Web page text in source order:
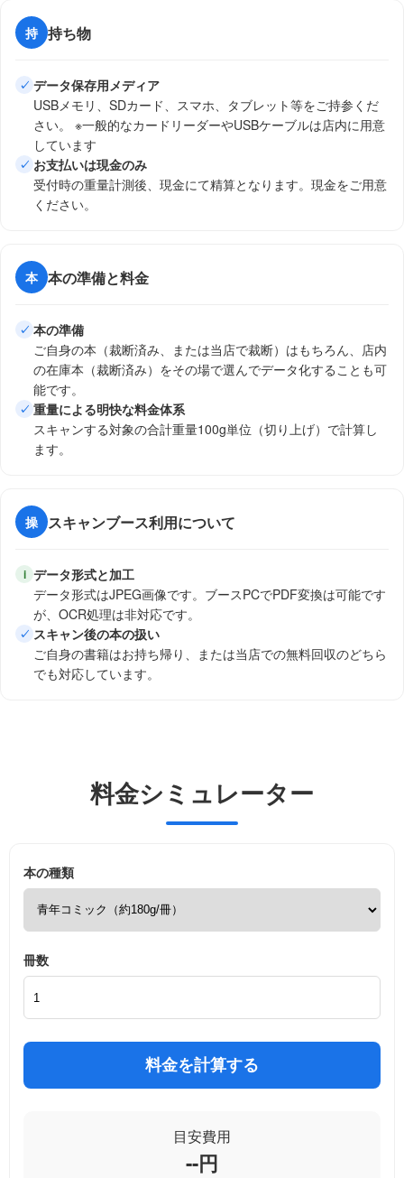
3 来店してスキャン
来店に合わせ裁断を行います。ご来店時に精算を
✓ スキャン予定日に来店できなくなった場合は
! 書籍到着後、
として1箱あたり1,000円／週をご請求します
! 裁断済みでスキャンブースをご利用にならなかっ
た本については、
ます
持 持ち物
✓ データ保存用メディア
USBメモリ、SDカード、スマホ、タブレット等をご持参くだ
さい。 ※一般的なカードリーダーやUSBケーブルは店内に用意
しています
✓ お支払いは現金のみ
受付時の重量計測後、現金にて精算となります。現金をご用意
ください。
本 本の準備と料金
✓ 本の準備
ご自身の本（裁断済み、または当店で裁断）はもちろん、店内
の在庫本（裁断済み）をその場で選んでデータ化することも可
能です。
✓ 重量による明快な料金体系
スキャンする対象の合計重量100g単位（切り上げ）で計算し
ます。
操 スキャンブース利用について
i データ形式と加工
データ形式はJPEG画像です。ブースPCでPDF変換は可能です
が、OCR処理は非対応です。
✓ スキャン後の本の扱い
ご自身の書籍はお持ち帰り、または当店での無料回収のどちら
でも対応しています。
料金シミュレーター
本の種類
冊数
料金を計算する
目安費用
--円